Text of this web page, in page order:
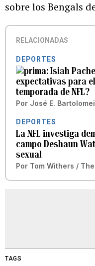
sobre los Bengals
RELACIONADAS
DEPORTES
Isiah
expectativas para
temporada de NFL?
Por José E.
DEPORTES
La NFL investiga
campo Deshaun
sexual
Por Tom Withers /
TAGS